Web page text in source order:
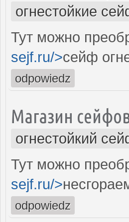
огнестойкие
Тут можно
sejf.ru/>сейф
odpowiedz
Магазин
огнестойкий
Тут можно
sejf.ru/>
odpowiedz